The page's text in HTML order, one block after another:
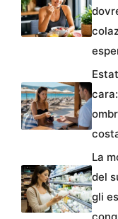
La
del
gli